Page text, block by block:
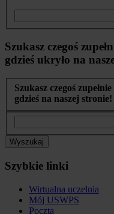
Szukasz czegoś
gdzieś ukryło na
Szukasz czegoś
gdzieś na naszej stronie!
Wyszukaj
Szybkie linki
Wirtualna uczelnia
Mój USWPS
Poczta